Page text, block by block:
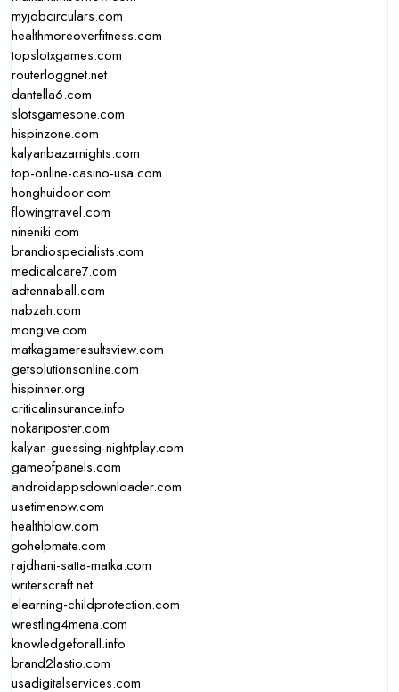
myjobcirculars.com
healthmoreoverfitness.com
topslotxgames.com
routerloggnet.net
dantella6.com
slotsgamesone.com
hispinzone.com
kalyanbazarnights.com
top-online-casino-usa.com
honghuidoor.com
flowingtravel.com
nineniki.com
brandiospecialists.com
medicalcare7.com
adtennaball.com
nabzah.com
mongive.com
matkagameresultsview.com
getsolutionsonline.com
hispinner.org
criticalinsurance.info
nokariposter.com
kalyan-guessing-nightplay.com
gameofpanels.com
androidappsdownloader.com
usetimenow.com
healthblow.com
gohelpmate.com
rajdhani-satta-matka.com
writerscraft.net
elearning-childprotection.com
wrestling4mena.com
knowledgeforall.info
brand2lastio.com
usadigitalservices.com